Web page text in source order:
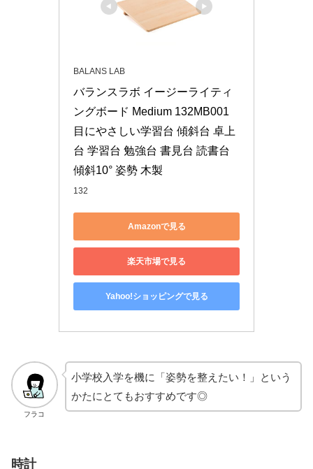
BALANS LAB
バランスラボ イージーライティ
ングボード Medium 132MB001
目にやさしい学習台 傾斜台 卓上
台 学習台 勉強台 書見台 読書台
傾斜10° 姿勢 木製
132
Amazonで見る
楽天市場で見る
Yahoo!ショッピングで見る
フラコ
小学校入学を機に「姿勢を整えたい！」という
かたにとてもおすすめです◎
時計